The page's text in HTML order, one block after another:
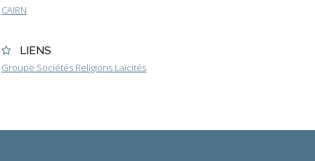
CAIRN
LIENS
Groupe Sociétés Religions Laïcités